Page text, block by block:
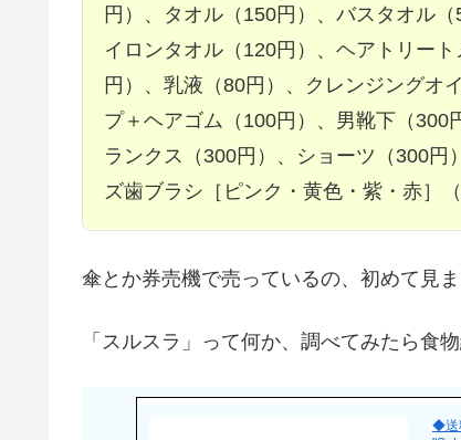
円）、タオル（150円）、バスタオル
イロンタオル（120円）、ヘアトリー
円）、乳液（80円）、クレンジングオ
プ＋ヘアゴム（100円）、男靴下（300
ランクス（300円）、ショーツ（300
ズ歯ブラシ［ピンク・黄色・紫・赤］
傘とか券売機で売っているの、初めて見
「スルスラ」って何か、調べてみたら食
◆送